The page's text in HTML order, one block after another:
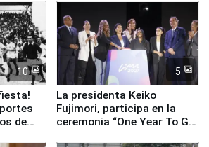
equipamiento para
Serenazgo
10
de
5
La presidenta Keiko
Fujimori, participa en la
ceremonia “One Year To Go